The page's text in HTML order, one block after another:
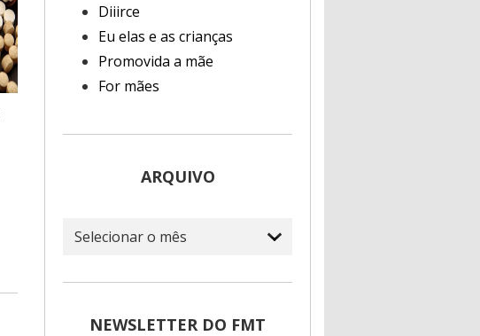
Diiirce
Eu elas e as crianças
Promovida a mãe
For mães
ARQUIVO
Arquivo
NEWSLETTER DO FMT